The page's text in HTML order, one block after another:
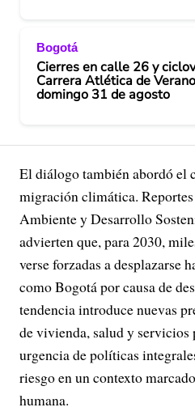
Bogotá
Cierres en calle 26 y
Carrera Atlética de
domingo 31 de agosto
El diálogo también abordó el
migración climática.
Ambiente y Desarrollo
advierten que, para 2030,
verse forzadas a desplazarse
como Bogotá por causa de
tendencia introduce nuevas
de vivienda, salud y servicios
urgencia de políticas
riesgo en un contexto
humana.